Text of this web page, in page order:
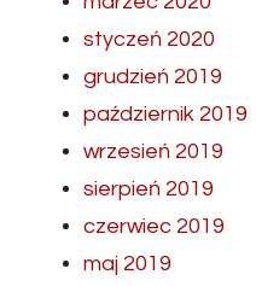
styczeń 2020
grudzień 2019
październik 2019
wrzesień 2019
sierpień 2019
czerwiec 2019
maj 2019